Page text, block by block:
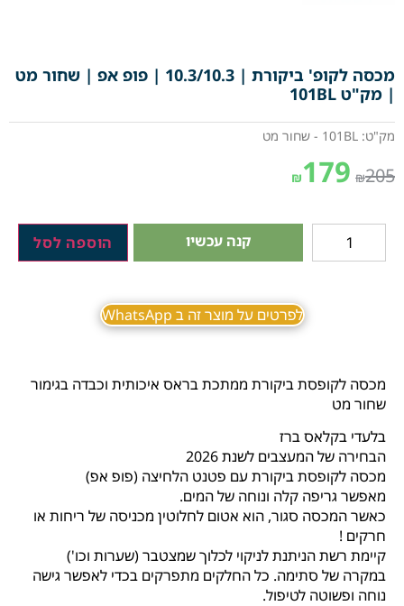
מכסה לקופ' ביקורת | 10.3/10.3 | פופ אפ | שחור מט
| מק"ט 101BL
מק"ט: 101BL - שחור מט
₪205
₪179
קנה עכשיו הוספה לסל
לפרטים על מוצר זה ב WhatsApp
מכסה לקופסת ביקורת ממתכת בראס איכותית וכבדה בגימור
שחור מט
בלעדי בקלאס ברז
הבחירה של המעצבים לשנת 2026
מכסה לקופסת ביקורת עם פטנט הלחיצה (פופ אפ)
מאפשר גריפה קלה ונוחה של המים.
כאשר המכסה סגור, הוא אטום לחלוטין מכניסה של ריחות או
חרקים !
קיימת רשת הניתנת לניקוי לכלוך שמצטבר (שערות וכו')
במקרה של סתימה. כל החלקים מתפרקים בכדי לאפשר גישה
נוחה ופשוטה לטיפול.